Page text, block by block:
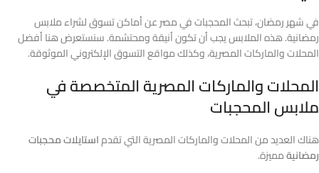
في شهر رمضان، تبحث المحجبات في مصر عن أماكن تسوق لشراء ملابس
رمضانية. هذه الملابس يجب أن تكون أنيقة ومحتشمة. سنستعرض هنا أفضل
المحلات والماركات المصرية، وكذلك مواقع التسوق الإلكتروني الموثوقة.
المحلات والماركات المصرية المتخصصة في
ملابس المحجبات
هناك العديد من المحلات والماركات المصرية التي تقدماستايلات محجبات
رمضانيةمميزة.